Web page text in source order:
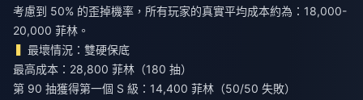
考慮到 50% 的歪掉機率，所有玩家的真實平均成本約為：18,000-
20,000 菲林。
最壞情況：雙硬保底
最高成本：28,800 菲林（180 抽）
第 90 抽獲得第一個 S 級：14,400 菲林（50/50 失敗）